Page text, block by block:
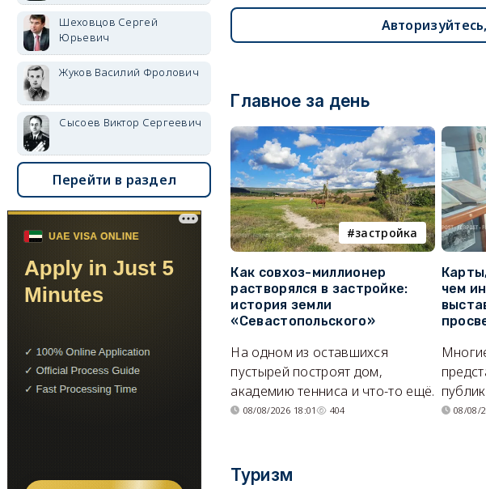
Главное за день
застройка
Как совхоз-миллионер
растворялся в застройке:
история земли
«Севастопольского»
На одном из оставшихся
пустырей построят дом,
академию тенниса и что-то ещё.
08/08/2026 18:01 404
чем
08/08/
Туризм
Шеховцов Сергей
Юрьевич
Жуков Василий Фролович
Сысоев Виктор Сергеевич
Перейти в раздел